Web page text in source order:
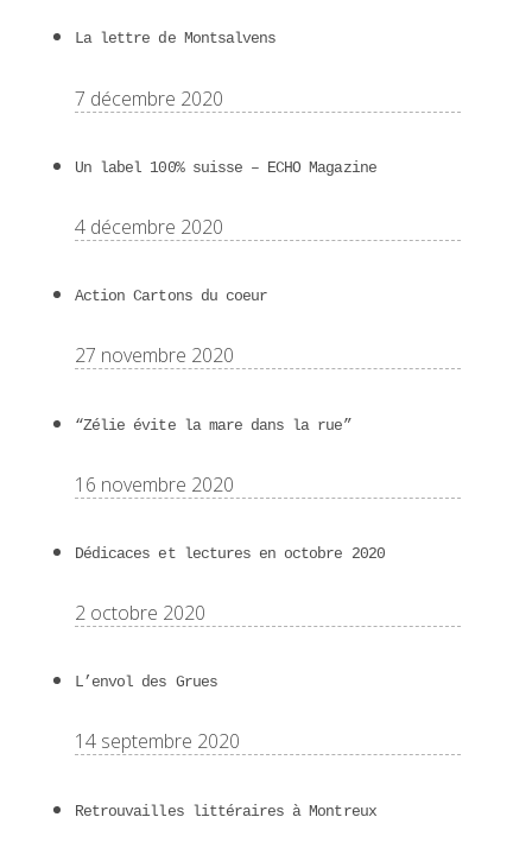
La lettre de Montsalvens
7 décembre 2020
Un label 100% suisse – ECHO Magazine
4 décembre 2020
Action Cartons du coeur
27 novembre 2020
“Zélie évite la mare dans la rue”
16 novembre 2020
Dédicaces et lectures en octobre 2020
2 octobre 2020
L’envol des Grues
14 septembre 2020
Retrouvailles littéraires à Montreux